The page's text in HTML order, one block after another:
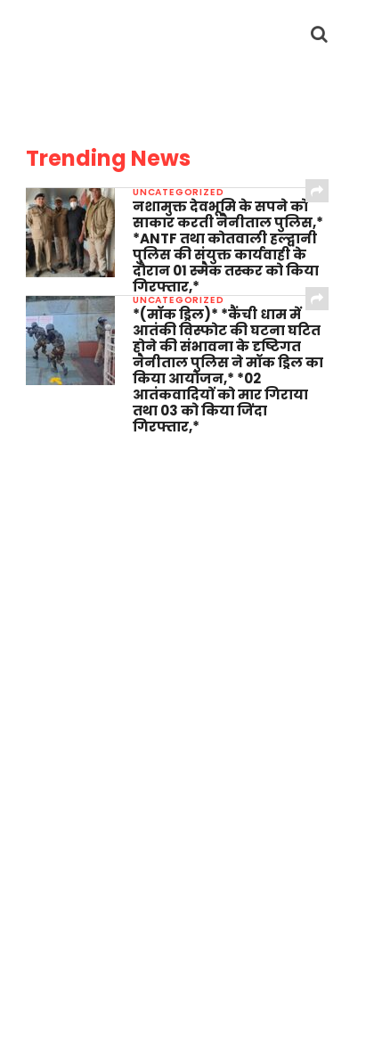
Trending News
UNCATEGORIZED
नशामुक्त देवभूमि के सपने को
साकार करती नैनीताल पुलिस,*
*ANTF तथा कोतवाली हल्द्वानी
पुलिस की संयुक्त कार्यवाही के
दौरान 01 स्मैक तस्कर को किया
गिरफ्तार,*
UNCATEGORIZED
*(मॉक ड्रिल)* *कैंची धाम में
आतंकी विस्फोट की घटना घटित
होने की संभावना के दृष्टिगत
नैनीताल पुलिस ने मॉक ड्रिल का
किया आयोजन,* *02
आतंकवादियों को मार गिराया
तथा 03 को किया जिंदा
गिरफ्तार,*